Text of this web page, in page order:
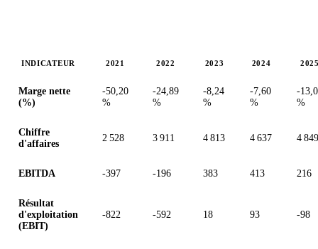
INDICATEUR 2021 2022 2023 2024
Marge nette
(%)
-50,20
%
-24,89
%
-8,24
%
-7,60
%
-
%
Chiffre
d'affaires
2 528 3 911 4 813 4 637 4 849
EBITDA -397 -196 383 413 216
Résultat
d'exploitation
(EBIT)
-822 -592 18 93 -98